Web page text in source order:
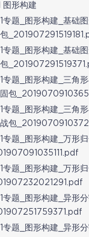
图形构建
专题_图形构建_基础
专题_图形构建_基础
专题_图形构建_三角
包
专题_图形构建_三角
包
专题_图形构建_万形
专题_图形构建_万形
专题_图形构建_异形
专题_图形构建_异形